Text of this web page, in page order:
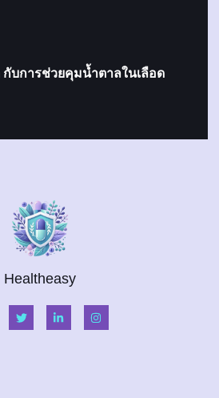
กับการช่วยคุมน้ำตาลในเลือด
Healtheasy